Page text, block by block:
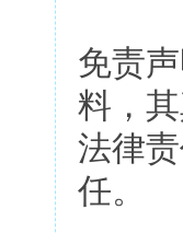
免责
料，
法律
任。